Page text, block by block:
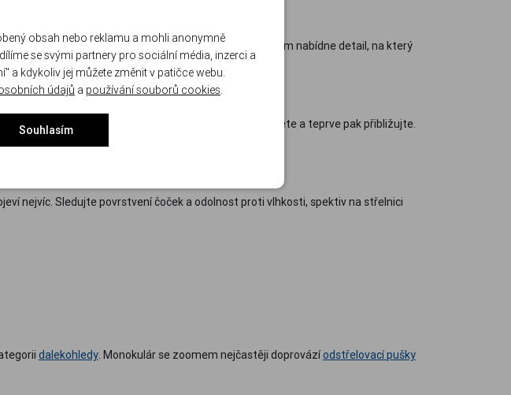
model s rozsahem 12-36x a objektivem 60 mm nabídne detail, na který
U zoomu proto začínejte na nejnižší hodnotě, cíl najděte a teprve pak přibližujte.
nejvíc. Sledujte povrstvení čoček a odolnost proti vlhkosti, spektiv na střelnici
dalekohledy. Monokulár se zoomem nejčastěji doprovázíodstřelovací pušky
obsah nebo reklamu a mohli anonymně
se svými partnery pro sociální média, inzerci a
a kdykoliv jej můžete změnit v patičce webu.
údajů a používání souborů cookies
Souhlasím